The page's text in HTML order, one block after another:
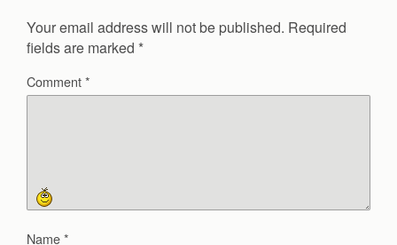
Your email address will not be published. Required
fields are marked *
Comment*
Name*